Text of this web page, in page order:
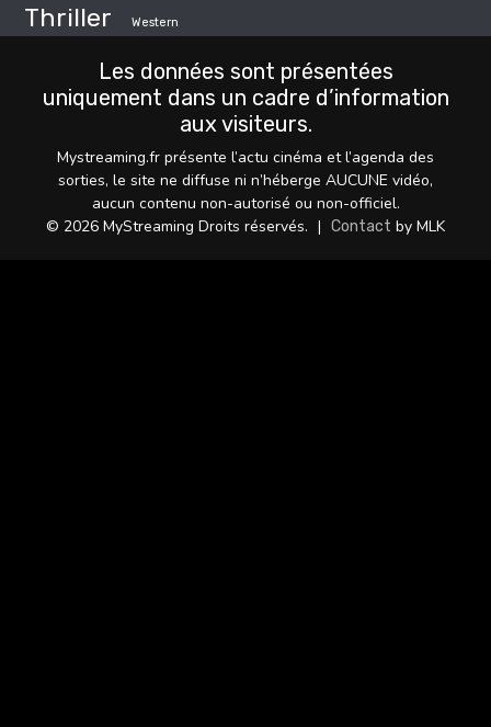
Thriller Western
Les données sont présentées
uniquement dans un cadre d’information
aux visiteurs.
Mystreaming.fr présente l’actu cinéma et l’agenda des
sorties, le site ne diffuse ni n’héberge AUCUNE vidéo,
aucun contenu non-autorisé ou non-officiel.
© 2026 MyStreaming Droits réservés. | Contact by MLK